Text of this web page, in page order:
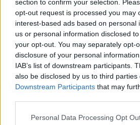
section to confirm your selection.
opt-out request is processed you may
interest-based ads based on personal
us or personal information disclosed
your opt-out. You may separately opt-
disclosure of your personal
IAB’s list of downstream participants.
also be disclosed by us to third parties
Downstream Participants that may
Personal Data Processing Opt
pozbawienia wolności.
Zobacz także
Tragiczna śmierć
hulajnodze
prokuratury
To miała być